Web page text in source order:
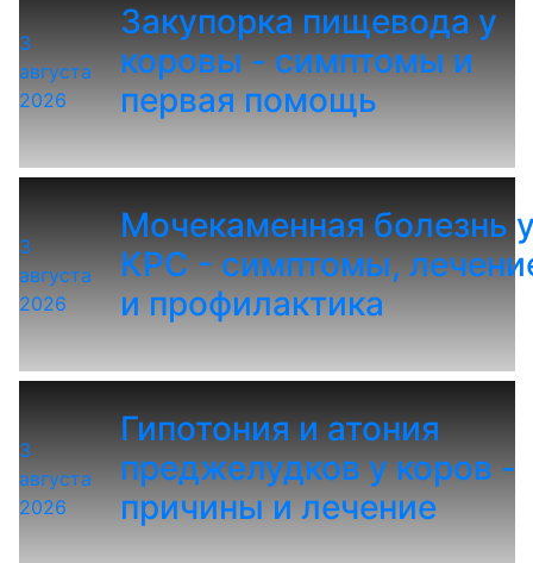
3
августа
2026
Закупорка пищевода у
коровы - симптомы и
первая помощь
3
августа
2026
Мочекаменная болезнь
КРС - симптомы,
и профилактика
3
августа
2026
Гипотония и атония
преджелудков у коров -
причины и лечение